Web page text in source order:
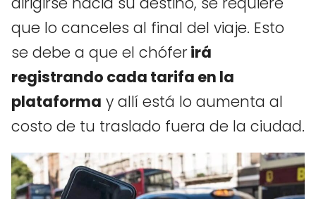
que lo canceles al final del viaje. Esto
se debe a que el chóferirá
registrando cada tarifa en la
plataforma y allí está lo aumenta al
costo de tu traslado fuera de la ciudad.